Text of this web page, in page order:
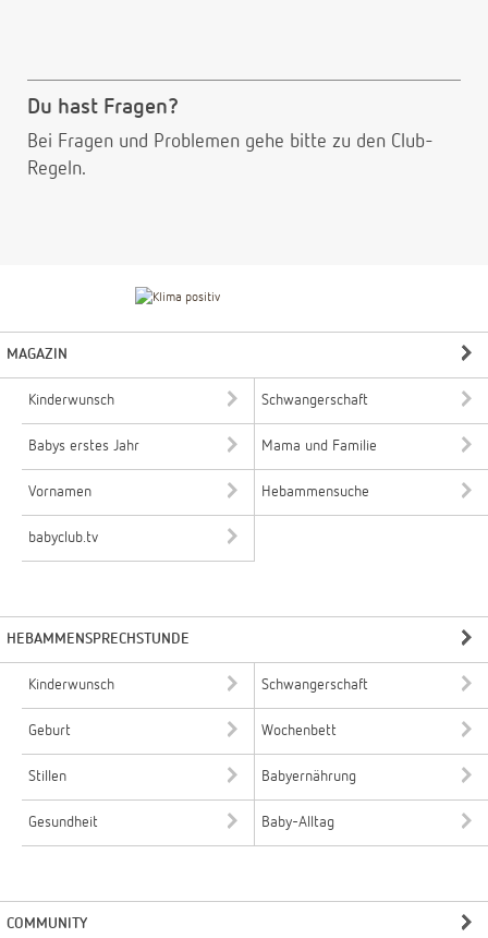
Du hast Fragen?
Bei Fragen und Problemen gehe bitte zu den Club-
Regeln.
MAGAZIN
Kinderwunsch Schwangerschaft
Babys erstes Jahr Mama und Familie
Vornamen Hebammensuche
babyclub.tv
HEBAMMENSPRECHSTUNDE
Kinderwunsch Schwangerschaft
Geburt Wochenbett
Stillen Babyernährung
Gesundheit Baby-Alltag
COMMUNITY